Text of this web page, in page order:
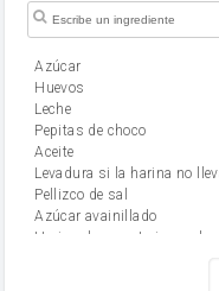
Azúcar
huevos
leche
Pepitas de choco
aceite
Levadura si la harina no
Pellizco de sal
Azúcar avainillado
Harina de reposteria con